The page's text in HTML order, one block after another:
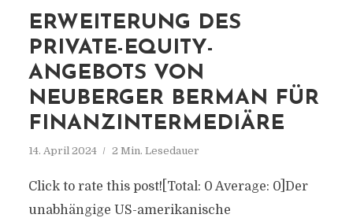
ERWEITERUNG DES
PRIVATE-EQUITY-
ANGEBOTS VON
NEUBERGER BERMAN FÜR
FINANZINTERMEDIÄRE
14. April 2024 2 Min. Lesedauer
Click to rate this post![Total: 0 Average: 0]Der
unabhängige US-amerikanische